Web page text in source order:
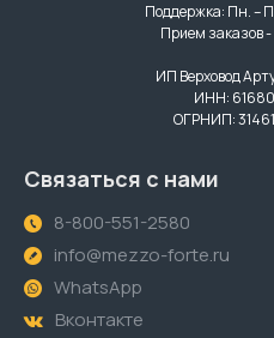
Поддержка: Пн. –
Прием заказов -
ИП Верховод
ИНН:
ОГРНИП:
Связаться с нами
8-800-551-2580
info@mezzo-forte.ru
WhatsApp
Вконтакте